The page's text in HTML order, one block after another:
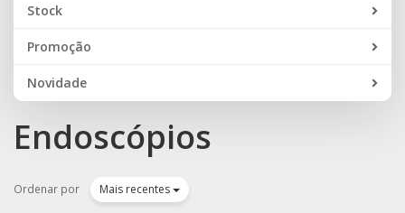
Stock
Promoção
Novidade
Endoscópios
Ordenar por Mais recentes